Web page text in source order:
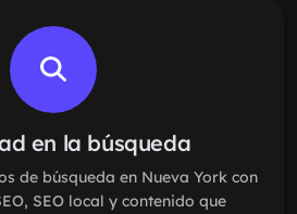
en la búsqueda
de búsqueda en Nueva York con
SEO local y contenido que